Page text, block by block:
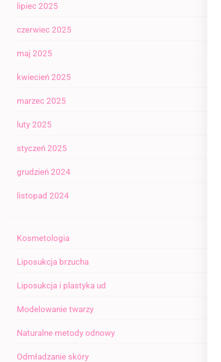
lipiec 2025
czerwiec 2025
maj 2025
kwiecień 2025
marzec 2025
luty 2025
styczeń 2025
grudzień 2024
listopad 2024
Kosmetologia
Liposukcja brzucha
Liposukcja i plastyka ud
Modelowanie twarzy
Naturalne metody odnowy
Odmładzanie skóry